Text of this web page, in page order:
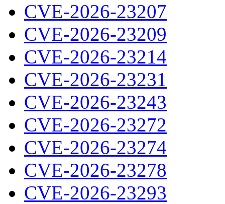
CVE-2026-23207
CVE-2026-23209
CVE-2026-23214
CVE-2026-23231
CVE-2026-23243
CVE-2026-23272
CVE-2026-23274
CVE-2026-23278
CVE-2026-23293